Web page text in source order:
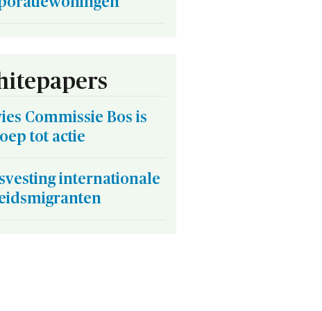
Commissie Bos is
tot actie
internationale